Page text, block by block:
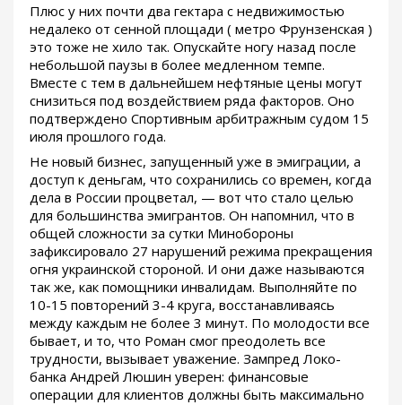
Плюс у них почти два гектара с недвижимостью
недалеко от сенной площади ( метро Фрунзенская )
это тоже не хило так. Опускайте ногу назад после
небольшой паузы в более медленном темпе.
Вместе с тем в дальнейшем нефтяные цены могут
снизиться под воздействием ряда факторов. Оно
подтверждено Спортивным арбитражным судом 15
июля прошлого года.
Не новый бизнес, запущенный уже в эмиграции, а
доступ к деньгам, что сохранились со времен, когда
дела в России процветал, — вот что стало целью
для большинства эмигрантов. Он напомнил, что в
общей сложности за сутки Минобороны
зафиксировало 27 нарушений режима прекращения
огня украинской стороной. И они даже называются
так же, как помощники инвалидам. Выполняйте по
10-15 повторений 3-4 круга, восстанавливаясь
между каждым не более 3 минут. По молодости все
бывает, и то, что Роман смог преодолеть все
трудности, вызывает уважение. Зампред Локо-
банка Андрей Люшин уверен: финансовые
операции для клиентов должны быть максимально